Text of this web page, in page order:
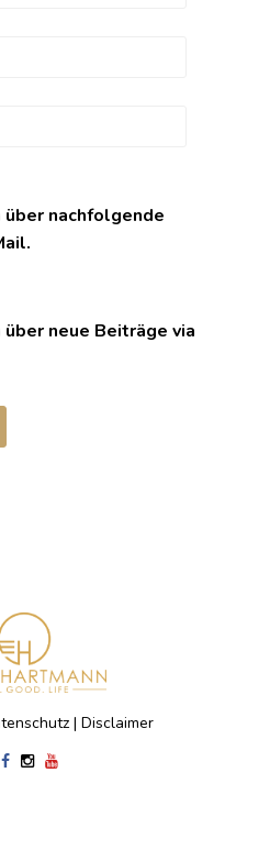
über nachfolgende
neue Beiträge via
| Disclaimer